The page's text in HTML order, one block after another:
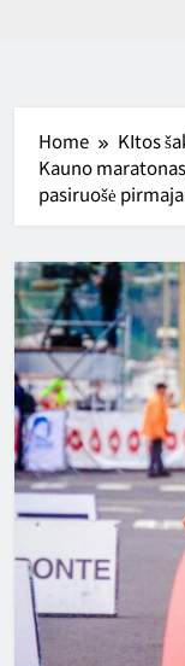
Home
KItos
Kauno
pasiruošė